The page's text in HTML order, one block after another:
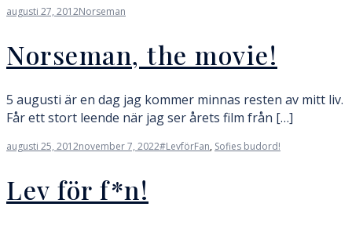
augusti 27, 2012Norseman
Norseman, the movie!
5 augusti är en dag jag kommer minnas resten av mitt liv.
Får ett stort leende när jag ser årets film från […]
augusti 25, 2012november 7, 2022#LevförFan, Sofies budord!
Lev för f*n!